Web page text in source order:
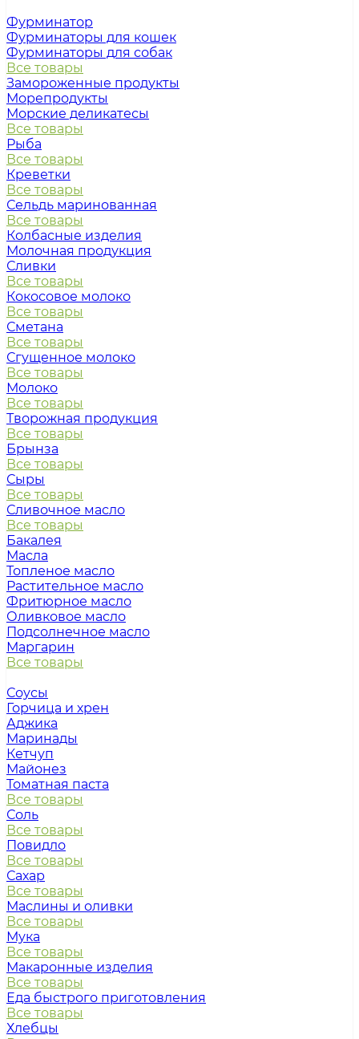
Фурминатор
Фурминаторы для кошек
Фурминаторы для собак
Все товары
Замороженные продукты
Морепродукты
Морские деликатесы
Все товары
Рыба
Все товары
Креветки
Все товары
Сельдь маринованная
Все товары
Колбасные изделия
Молочная продукция
Сливки
Все товары
Кокосовое молоко
Все товары
Сметана
Все товары
Сгущенное молоко
Все товары
Молоко
Все товары
Творожная продукция
Все товары
Брынза
Все товары
Сыры
Все товары
Сливочное масло
Все товары
Бакалея
Масла
Топленое масло
Растительное масло
Фритюрное масло
Оливковое масло
Подсолнечное масло
Маргарин
Все товары
Соусы
Горчица и хрен
Аджика
Маринады
Кетчуп
Майонез
Томатная паста
Все товары
Соль
Все товары
Повидло
Все товары
Сахар
Все товары
Маслины и оливки
Все товары
Мука
Все товары
Макаронные изделия
Все товары
Еда быстрого приготовления
Все товары
Хлебцы